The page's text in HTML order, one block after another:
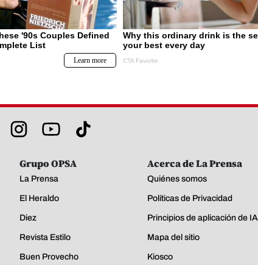
Grupo OPSA
La Prensa
El Heraldo
Diez
Revista Estilo
Buen Provecho
Acerca de La Prensa
Quiénes somos
Políticas de Privacidad
Principios de aplicación de IA
Mapa del sitio
Kiosco